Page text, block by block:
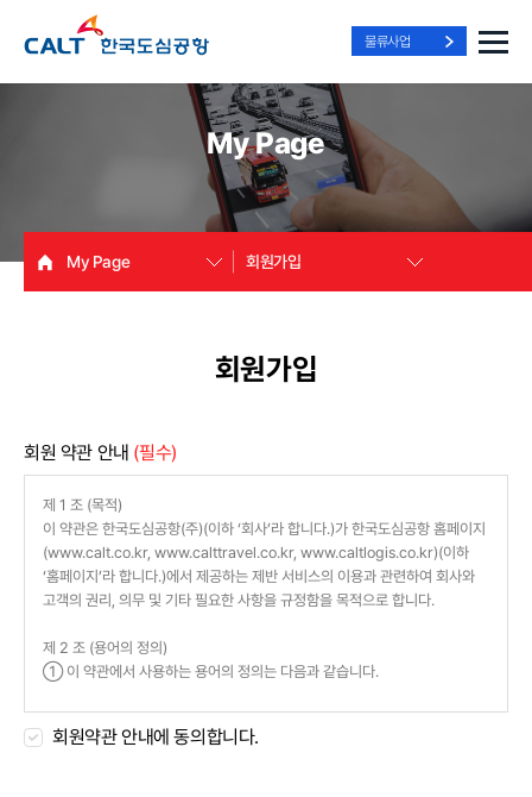
물류사업
My Page
My Page 회원가입
회원가입
회원 약관 안내 (필수)
회원약관 안내에 동의합니다.